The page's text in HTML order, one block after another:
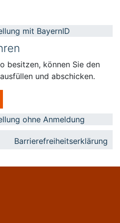
mit BayernID
besitzen, können Sie den
und abschicken.
ohne Anmeldung
Barrierefreiheitserklärung